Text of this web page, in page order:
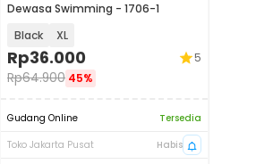
Dewasa Swimming - 1706-1
Black
XL
Rp36.000
Rp64.900 45%
5
Gudang Online
Tersedia
Toko Jakarta Pusat
Habis